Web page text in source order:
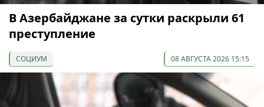
В Азербайджане за сутки раскрыли 61
преступление
СОЦИУМ 08 АВГУСТА 2026 15:15